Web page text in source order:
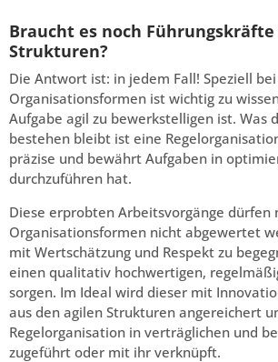
Braucht es noch
Strukturen?
Die Antwort ist: in jedem Fall! Speziell
Organisationsformen ist wichtig zu
Aufgabe agil zu bewerkstelligen ist. Was
bestehen bleibt ist eine
präzise und bewährt Aufgaben in
durchzuführen hat.
Diese erprobten Arbeitsvorgänge dürfen
Organisationsformen nicht abgewertet
mit Wertschätzung und Respekt zu
einen qualitativ hochwertigen,
sorgen. Im Ideal wird dieser mit
aus den agilen Strukturen angereichert
Regelorganisation in verträglichen und
zugeführt oder mit ihr verknüpft.